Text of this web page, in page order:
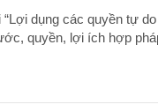
dụng các quyền tự
quyền, lợi ích hợp